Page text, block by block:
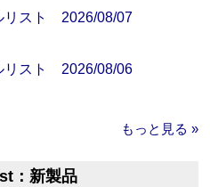
リスト 2026/08/07
リスト 2026/08/06
もっと見る »
：新製品